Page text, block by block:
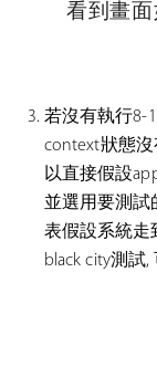
看到畫面
若沒有執行8-
context狀態沒
以直接假設
並選用要測試
表假設系統走
black city測試